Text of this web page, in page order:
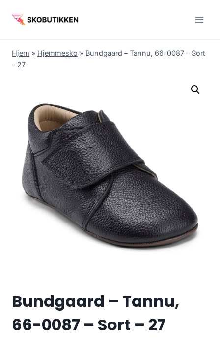
Hjem » Hjemmesko » Bundgaard – Tannu, 66-0087 – Sort
– 27
Bundgaard – Tannu,
66-0087 – Sort – 27